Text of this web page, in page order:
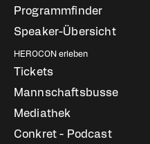
Programmfinder
Speaker-Übersicht
HEROCON erleben
Tickets
Mannschaftsbusse
Mediathek
Conkret - Podcast